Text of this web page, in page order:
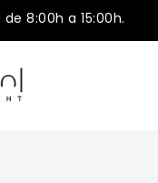
8:00h a 15:00h.